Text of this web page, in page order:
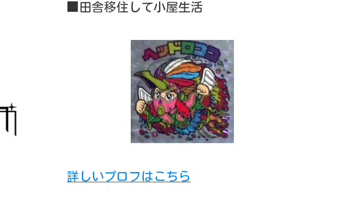
■田舎移住して小屋生活
詳しいプロフはこちら